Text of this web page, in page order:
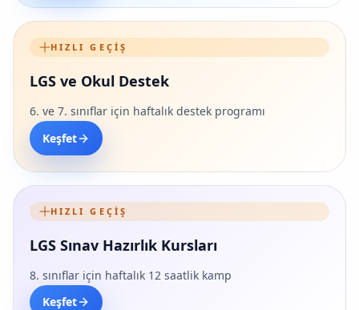
HIZLI GEÇIŞ
LGS ve Okul Destek
6. ve 7. sınıflar için haftalık destek programı
Keşfet
HIZLI GEÇIŞ
LGS Sınav Hazırlık Kursları
8. sınıflar için haftalık 12 saatlik kamp
Keşfet